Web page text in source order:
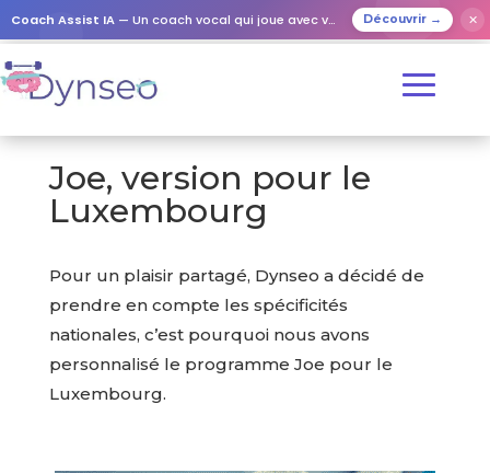
Coach Assist IA — Un coach vocal qui joue avec vos proches Découvrir → ✕
Joe, version pour le
Luxembourg
Pour un plaisir partagé, Dynseo a décidé de
prendre en compte les spécificités
nationales, c’est pourquoi nous avons
personnalisé le programme Joe pour le
Luxembourg.